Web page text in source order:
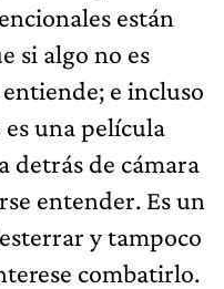
están
si algo no es
e incluso
una película
detrás de cámara
entender. Es un
y tampoco
combatirlo.